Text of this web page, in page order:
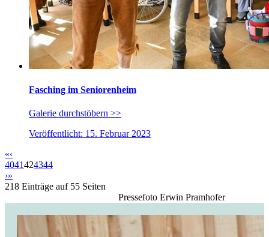
Fasching im Seniorenheim
Galerie durchstöbern >>
Veröffentlicht: 15. Februar 2023
«‹
4041424344
›»
218 Einträge auf 55 Seiten
Pressefoto Erwin Pramhofer